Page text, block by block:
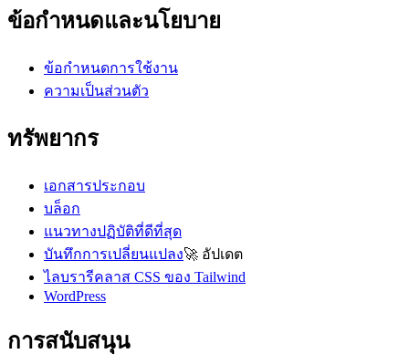
ข้อกำหนดและนโยบาย
ข้อกำหนดการใช้งาน
ความเป็นส่วนตัว
ทรัพยากร
เอกสารประกอบ
บล็อก
แนวทางปฏิบัติที่ดีที่สุด
บันทึกการเปลี่ยนแปลง🚀 อัปเดต
ไลบรารีคลาส CSS ของ Tailwind
WordPress
การสนับสนุน